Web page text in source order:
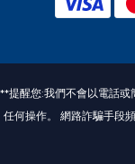
**提醒您:我們不會以電話
任何操作。 網路詐騙手段